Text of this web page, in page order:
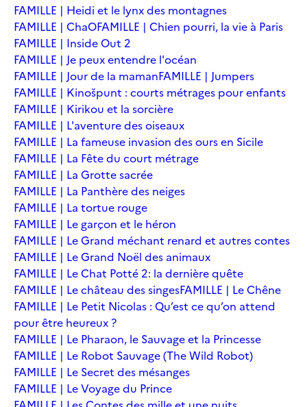
FAMILLE | Heidi et le lynx des montagnes
FAMILLE | ChaOFAMILLE | Chien pourri, la vie à Paris
FAMILLE | Inside Out 2
FAMILLE | Je peux entendre l'océan
FAMILLE | Jour de la mamanFAMILLE | Jumpers
FAMILLE | Kinošpunt : courts métrages pour enfants
FAMILLE | Kirikou et la sorcière
FAMILLE | L'aventure des oiseaux
FAMILLE | La fameuse invasion des ours en Sicile
FAMILLE | La Fête du court métrage
FAMILLE | La Grotte sacrée
FAMILLE | La Panthère des neiges
FAMILLE | La tortue rouge
FAMILLE | Le garçon et le héron
FAMILLE | Le Grand méchant renard et autres contes
FAMILLE | Le Grand Noël des animaux
FAMILLE | Le Chat Potté 2: la dernière quête
FAMILLE | Le château des singesFAMILLE | Le Chêne
FAMILLE | Le Petit Nicolas : Qu’est ce qu’on attend
pour être heureux ?
FAMILLE | Le Pharaon, le Sauvage et la Princesse
FAMILLE | Le Robot Sauvage (The Wild Robot)
FAMILLE | Le Secret des mésanges
FAMILLE | Le Voyage du Prince